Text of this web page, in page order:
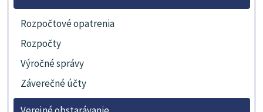
Rozpočtové opatrenia
Rozpočty
Výročné správy
Záverečné účty